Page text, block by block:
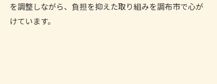
を調整しながら、負担を抑えた取り組みを調布市で心が
けています。